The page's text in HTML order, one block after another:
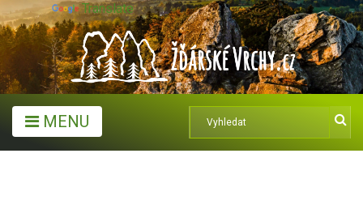
Translate
MENU